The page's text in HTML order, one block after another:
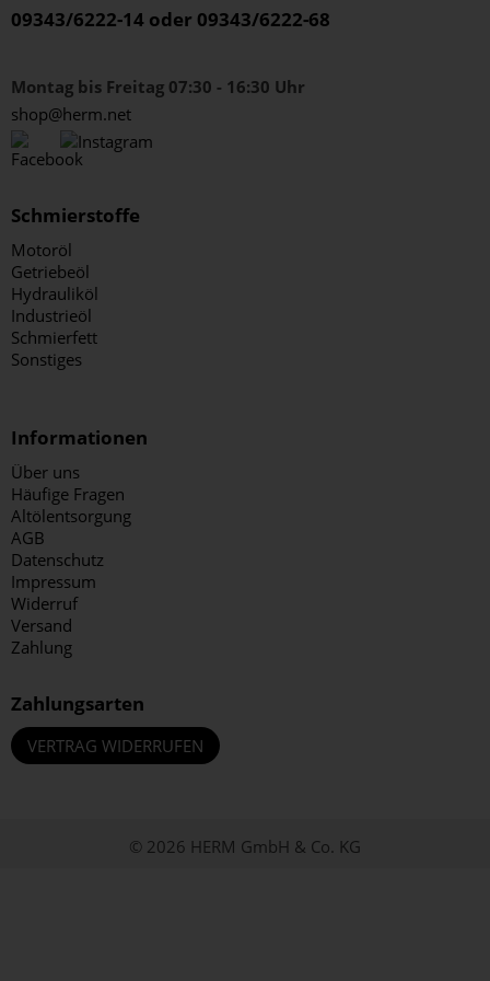
09343/6222-14 oder 09343/6222-68
Montag bis Freitag 07:30 - 16:30 Uhr
shop@herm.net
Schmierstoffe
Motoröl
Getriebeöl
Hydrauliköl
Industrieöl
Schmierfett
Sonstiges
Informationen
Über uns
Häufige Fragen
Altölentsorgung
AGB
Datenschutz
Impressum
Widerruf
Versand
Zahlung
Zahlungsarten
VERTRAG WIDERRUFEN
© 2026 HERM GmbH & Co. KG